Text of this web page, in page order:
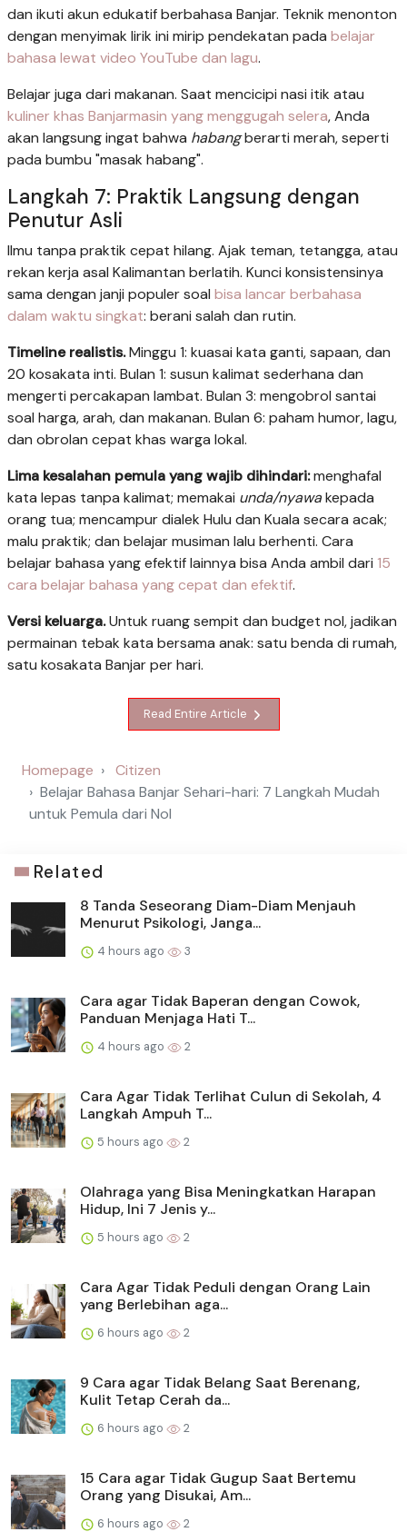
dan ikuti akun edukatif berbahasa Banjar. Teknik menonton
dengan menyimak lirik ini mirip pendekatan pada belajar
bahasa lewat video YouTube dan lagu.
Belajar juga dari makanan. Saat mencicipi nasi itik atau
kuliner khas Banjarmasin yang menggugah selera, Anda
akan langsung ingat bahwa habangberarti merah, seperti
pada bumbu "masak habang".
Langkah 7: Praktik Langsung dengan
Penutur Asli
Ilmu tanpa praktik cepat hilang. Ajak teman, tetangga, atau
rekan kerja asal Kalimantan berlatih. Kunci konsistensinya
sama dengan janji populer soal bisa lancar berbahasa
dalam waktu singkat: berani salah dan rutin.
Timeline realistis.Minggu 1: kuasai kata ganti, sapaan, dan
20 kosakata inti. Bulan 1: susun kalimat sederhana dan
mengerti percakapan lambat. Bulan 3: mengobrol santai
soal harga, arah, dan makanan. Bulan 6: paham humor, lagu,
dan obrolan cepat khas warga lokal.
Lima kesalahan pemula yang wajib dihindari:menghafal
kata lepas tanpa kalimat; memakai unda/nyawakepada
orang tua; mencampur dialek Hulu dan Kuala secara acak;
malu praktik; dan belajar musiman lalu berhenti. Cara
belajar bahasa yang efektif lainnya bisa Anda ambil dari 15
cara belajar bahasa yang cepat dan efektif.
Versi keluarga.Untuk ruang sempit dan budget nol, jadikan
permainan tebak kata bersama anak: satu benda di rumah,
satu kosakata Banjar per hari.
Read Entire Article
Homepage
Citizen
Belajar Bahasa Banjar Sehari-hari: 7 Langkah Mudah
untuk Pemula dari Nol
Related
8 Tanda Seseorang Diam-Diam Menjauh
Menurut Psikologi, Janga...
4 hours ago 3
Cara agar Tidak Baperan dengan Cowok,
Panduan Menjaga Hati T...
4 hours ago 2
Cara Agar Tidak Terlihat Culun di Sekolah, 4
Langkah Ampuh T...
5 hours ago 2
Olahraga yang Bisa Meningkatkan Harapan
Hidup, Ini 7 Jenis y...
5 hours ago 2
Cara Agar Tidak Peduli dengan Orang Lain
yang Berlebihan aga...
6 hours ago 2
9 Cara agar Tidak Belang Saat Berenang,
Kulit Tetap Cerah da...
6 hours ago 2
15 Cara agar Tidak Gugup Saat Bertemu
Orang yang Disukai, Am...
6 hours ago 2